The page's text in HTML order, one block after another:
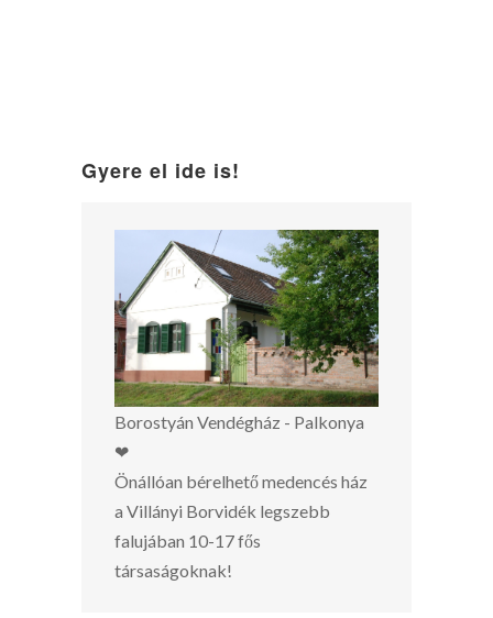
Gyere el ide is!
Borostyán Vendégház - Palkonya
❤
Önállóan bérelhető medencés ház
a Villányi Borvidék legszebb
falujában 10-17 fős
társaságoknak!